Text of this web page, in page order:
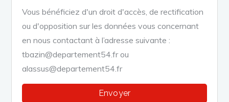
Vous bénéficiez d'un droit d'accès, de rectification
ou d'opposition sur les données vous concernant
en nous contactant à l’adresse suivante :
tbazin@departement54.fr ou
alassus@departement54.fr